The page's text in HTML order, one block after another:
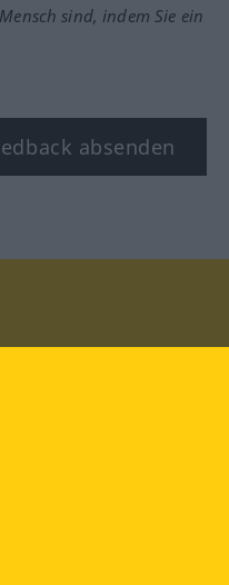
sind, indem Sie ein
absenden